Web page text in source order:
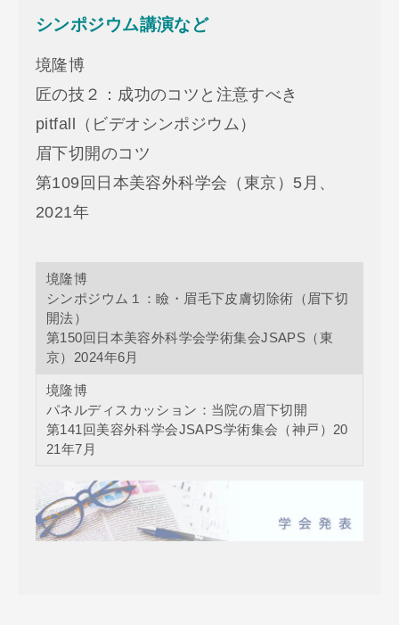
シンポジウム講演など
境隆博
匠の技２：成功のコツと注意すべき
pitfall（ビデオシンポジウム）
眉下切開のコツ
第109回日本美容外科学会（東京）5月、
2021年
境隆博
シンポジウム１：瞼・眉毛下皮膚切除術（眉下切
開法）
第150回日本美容外科学会学術集会JSAPS（東
京）2024年6月
境隆博
パネルディスカッション：当院の眉下切開
第141回美容外科学会JSAPS学術集会（神戸）20
21年7月